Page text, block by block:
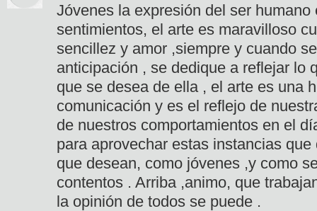
Jóvenes la expresión del ser humano
sentimientos, el arte es maravilloso
sencillez y amor ,siempre y cuando
anticipación , se dedique a reflejar lo
que se desea de ella , el arte es una
comunicación y es el reflejo de
de nuestros comportamientos en el
para aprovechar estas instancias
que desean, como jóvenes ,y como
contentos . Arriba ,animo, que
la opinión de todos se puede .